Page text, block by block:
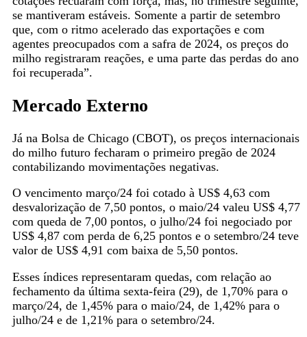
se mantiveram estáveis. Somente a partir de setembro
que, com o ritmo acelerado das exportações e com
agentes preocupados com a safra de 2024, os preços do
milho registraram reações, e uma parte das perdas do ano
foi recuperada”.
Mercado Externo
Já na Bolsa de Chicago (CBOT), os preços internacionais
do milho futuro fecharam o primeiro pregão de 2024
contabilizando movimentações negativas.
O vencimento março/24 foi cotado à US$ 4,63 com
desvalorização de 7,50 pontos, o maio/24 valeu US$ 4,77
com queda de 7,00 pontos, o julho/24 foi negociado por
US$ 4,87 com perda de 6,25 pontos e o setembro/24 teve
valor de US$ 4,91 com baixa de 5,50 pontos.
Esses índices representaram quedas, com relação ao
fechamento da última sexta-feira (29), de 1,70% para o
março/24, de 1,45% para o maio/24, de 1,42% para o
julho/24 e de 1,21% para o setembro/24.